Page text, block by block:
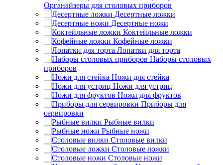
Органайзеры для столовых приборов
Десертные ложки
Десертные ножи
Коктейльные ложки
Кофейные ложки
Лопатки для торта
Наборы столовых
приборов
Ножи для стейка
Ножи для устриц
Ножи для фруктов
Приборы для
сервировки
Рыбные вилки
Рыбные ножи
Столовые вилки
Столовые ложки
Столовые ножи